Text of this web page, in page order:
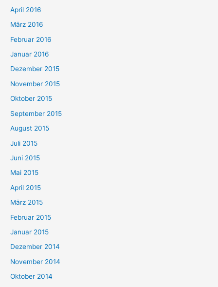
April 2016
März 2016
Februar 2016
Januar 2016
Dezember 2015
November 2015
Oktober 2015
September 2015
August 2015
Juli 2015
Juni 2015
Mai 2015
April 2015
März 2015
Februar 2015
Januar 2015
Dezember 2014
November 2014
Oktober 2014